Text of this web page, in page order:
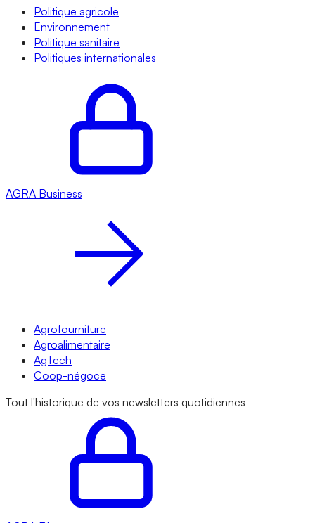
Politique agricole
Environnement
Politique sanitaire
Politiques internationales
AGRA Business
Agrofourniture
Agroalimentaire
AgTech
Coop-négoce
Tout l'historique de vos newsletters quotidiennes